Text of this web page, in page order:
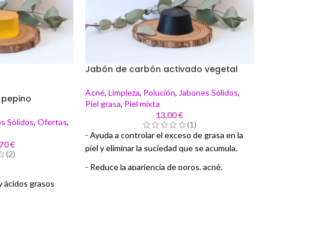
Sólidos, Ofertas,
€
(2)
ácidos grasos
Jabón de carbón activado vegetal
Acné, Limpieza, Polución, Jabones Sólidos,
Piel grasa, Piel mixta
13,00€
(1)
- Ayuda a controlar el exceso de grasa en la
piel y eliminar la suciedad que se acumula.
- Reduce la apariencia de poros, acné,